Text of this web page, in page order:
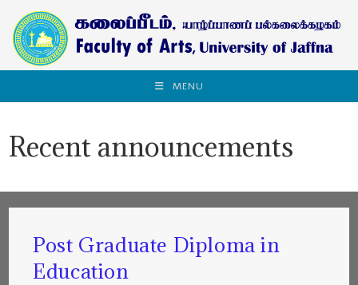
MENU
Recent announcements
Post Graduate Diploma in
Education